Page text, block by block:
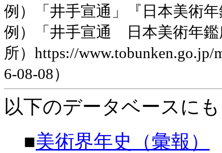
例）「井手宣通」『日本美術
例）「井手宣通 日本美術年鑑
所）https://
6-08-08）
以下のデータベースに
■美術界年史（彙報）